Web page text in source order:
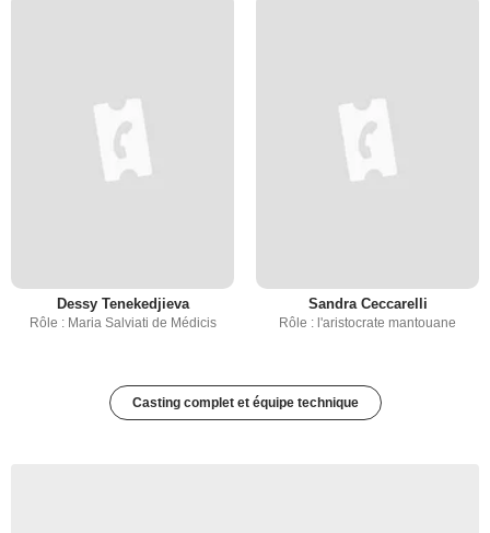
Dessy Tenekedjieva
Rôle : Maria Salviati de Médicis
Sandra Ceccarelli
Rôle : l'aristocrate mantouane
Casting complet et équipe technique